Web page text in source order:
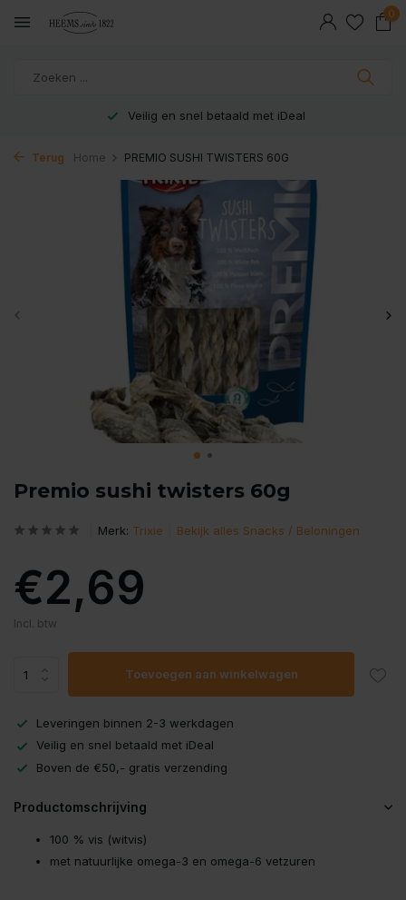
0
Veilig en snel betaald met iDeal
Terug Home PREMIO SUSHI TWISTERS 60G
Premio sushi twisters 60g
Merk: Trixie Bekijk alles Snacks / Beloningen
€2,69
Incl. btw
Toevoegen aan winkelwagen
Leveringen binnen 2-3 werkdagen
Veilig en snel betaald met iDeal
Boven de €50,- gratis verzending
Productomschrijving
100 % vis (witvis)
met natuurlijke omega-3 en omega-6 vetzuren